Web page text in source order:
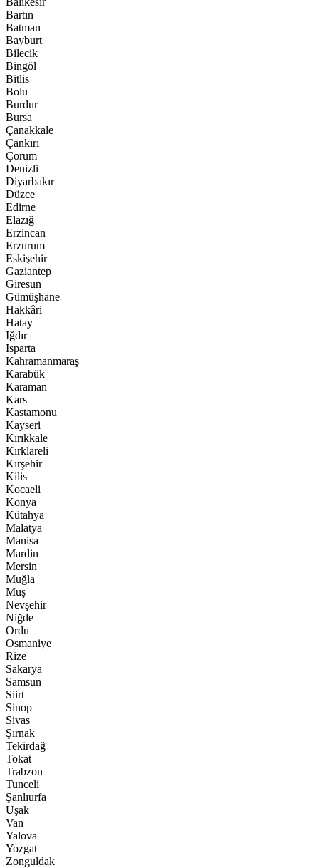
Bartın
Batman
Bayburt
Bilecik
Bingöl
Bitlis
Bolu
Burdur
Bursa
Çanakkale
Çankırı
Çorum
Denizli
Diyarbakır
Düzce
Edirne
Elazığ
Erzincan
Erzurum
Eskişehir
Gaziantep
Giresun
Gümüşhane
Hakkâri
Hatay
Iğdır
Isparta
Kahramanmaraş
Karabük
Karaman
Kars
Kastamonu
Kayseri
Kırıkkale
Kırklareli
Kırşehir
Kilis
Kocaeli
Konya
Kütahya
Malatya
Manisa
Mardin
Mersin
Muğla
Muş
Nevşehir
Niğde
Ordu
Osmaniye
Rize
Sakarya
Samsun
Siirt
Sinop
Sivas
Şırnak
Tekirdağ
Tokat
Trabzon
Tunceli
Şanlıurfa
Uşak
Van
Yalova
Yozgat
Zonguldak